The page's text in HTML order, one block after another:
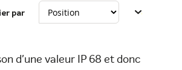
par
d'une valeur IP 68 et donc